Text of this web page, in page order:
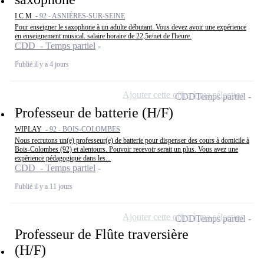
I C M - 92 - ASNIÈRES-SUR-SEINE
Pour enseigner le saxophone à un adulte débutant. Vous devez avoir une expérience
en enseignement musical. salaire horaire de 22,5e/net de l'heure.
CDD - Temps partiel
Publié il y a 4 jours
Professeur de batterie (H/F)
WIPLAY - 92 - BOIS-COLOMBES
Nous recrutons un(e) professeur(e) de batterie pour dispenser des cours à domicile à
Bois-Colombes (92) et alentours. Pouvoir recevoir serait un plus. Vous avez une
expérience pédagogique dans les...
CDD - Temps partiel
Publié il y a 11 jours
CDDTemps partiel
Ajouter cette offre à ma sélection
Professeur de Flûte traversière
(H/F)
CDDTemps partiel
Ajouter cette offre à ma sélection